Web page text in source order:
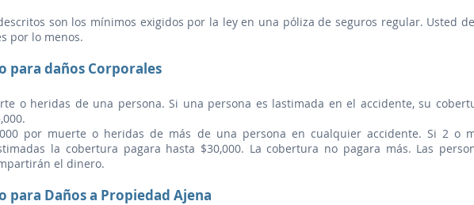
son los mínimos exigidos por la ley en una póliza de seguros regular. Usted
por lo menos.
para daños Corporales
o heridas de una persona. Si una persona es lastimada en el accidente, su
por muerte o heridas de más de una persona en cualquier accidente. Si 2 o
la cobertura pagara hasta $30,000. La cobertura no pagara más. Las
el dinero.
para Daños a Propiedad Ajena